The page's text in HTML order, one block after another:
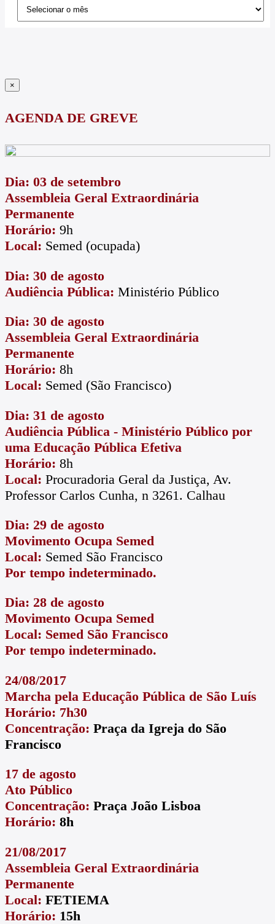
×
AGENDA DE GREVE
Dia: 03 de setembro
Assembleia Geral Extraordinária
Permanente
Horário: 9h
Local: Semed (ocupada)
Dia: 30 de agosto
Audiência Pública: Ministério Público
Dia: 30 de agosto
Assembleia Geral Extraordinária
Permanente
Horário: 8h
Local: Semed (São Francisco)
Dia: 31 de agosto
Audiência Pública - Ministério Público por
uma Educação Pública Efetiva
Horário: 8h
Local: Procuradoria Geral da Justiça, Av.
Professor Carlos Cunha, n 3261. Calhau
Dia: 29 de agosto
Movimento Ocupa Semed
Local: Semed São Francisco
Por tempo indeterminado.
Dia: 28 de agosto
Movimento Ocupa Semed
Local: Semed São Francisco
Por tempo indeterminado.
24/08/2017
Marcha pela Educação Pública de São Luís
Horário: 7h30
Concentração: Praça da Igreja do São
Francisco
17 de agosto
Ato Público
Concentração: Praça João Lisboa
Horário: 8h
21/08/2017
Assembleia Geral Extraordinária
Permanente
Local: FETIEMA
Horário: 15h